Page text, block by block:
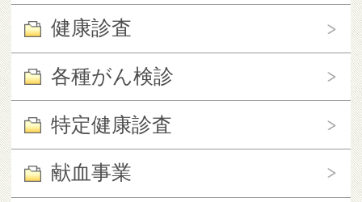
健康診査
各種がん検診
特定健康診査
献血事業